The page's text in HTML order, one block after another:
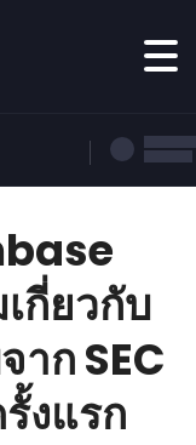
กี่ยวกับ
ก SEC
งแรก